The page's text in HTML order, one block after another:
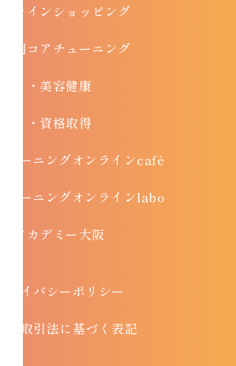
ンラインショッピング
的別コアチューニング
・美容健康
・資格取得
ューニングオンラインcafé
ューニングオンラインlabo
アカデミー大阪
プライバシーポリシー
商取引法に基づく表記